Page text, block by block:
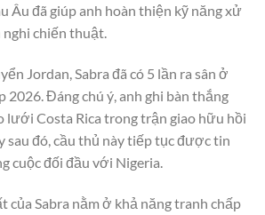
Âu đã giúp anh hoàn thiện kỹ năng xử
nghi chiến thuật.
Jordan, Sabra đã có 5 lần ra sân ở
2026. Đáng chú ý, anh ghi bàn thắng
lưới Costa Rica trong trận giao hữu hồi
sau đó, cầu thủ này tiếp tục được tin
cuộc đối đầu với Nigeria.
Sabra nằm ở khả năng tranh chấp